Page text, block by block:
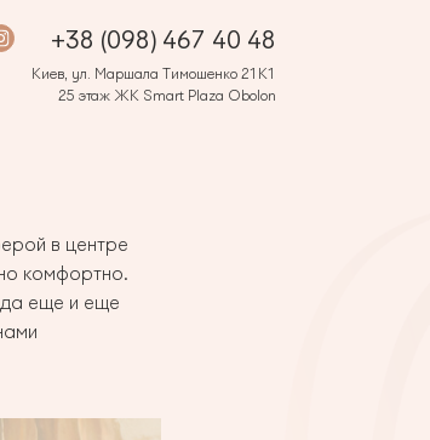
+38 (098) 467 40 48
Киев, ул. Маршала Тимошенко 21К1
25 этаж ЖК Smart Plaza Obolon
в центре
комфортно.
еще и еще